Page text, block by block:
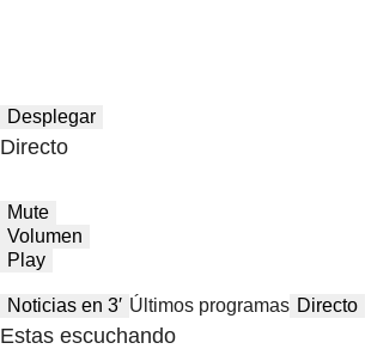
Desplegar
Directo
Mute
Volumen
Play
Noticias en 3′ Últimos programas Directo
Estas escuchando